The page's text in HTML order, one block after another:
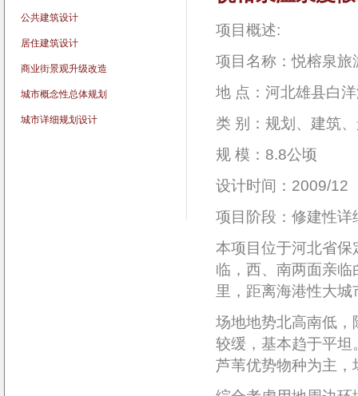
公共建筑设计
居住建筑设计
商业街景观升级改造
城市概念性总体规划
城市详细规划设计
项目概述:
项目名称：悦榕泉
地 点：河北雄县白
类 别：规划、建筑
规 模：8.8公顷
设计时间：2009/12
项目阶段：修建性详
本项目位于河北省
临，西、南两面亲
里，距离海港性大
场地地势北高南低
较缓，基本趋于平
芦苇优势物种为主